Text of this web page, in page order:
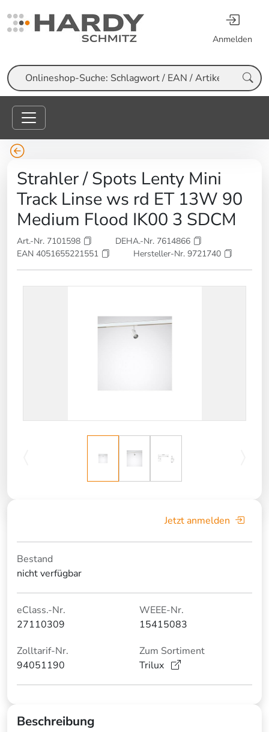
Anmelden
Suche
Strahler / Spots Lenty Mini
Track Linse ws rd ET 13W 90
Medium Flood IK00 3 SDCM
Art.-Nr. 7101598
DEHA.-Nr. 7614866
EAN 4051655221551
Hersteller-Nr. 9721740
Jetzt anmelden
Bestand
nicht verfügbar
eClass.-Nr.
27110309
WEEE-Nr.
15415083
Zolltarif-Nr.
94051190
Zum Sortiment
Trilux
Beschreibung